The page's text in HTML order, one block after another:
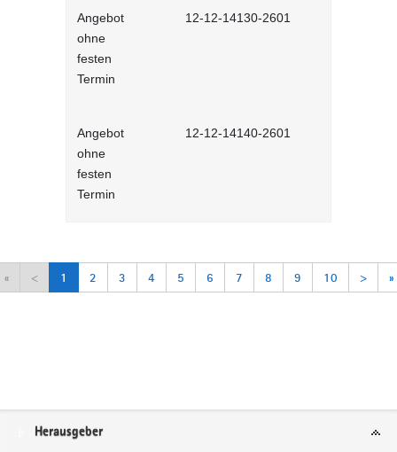
Angebot
ohne
festen
Termin
12-12-14130-2601
Angebot
ohne
festen
Termin
12-12-14140-2601
« < 1 2 3 4 5 6 7 8 9 10 > »
Service
Herausgeber